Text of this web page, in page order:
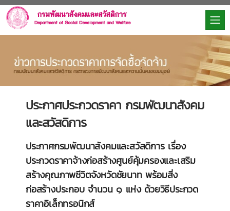
ประกาศประกวดราคา กรมพัฒนาสังคม
และสวัสดิการ
ประกาศกรมพัฒนาสังคมและสวัสดิการ เรื่อง
ประกวดราคาจ้างก่อสร้างศูนย์คุ้มครองและเสริม
สร้างคุณภาพชีวิตจังหวัดชัยนาท พร้อมสิ่ง
ก่อสร้างประกอบ จำนวน ๑ แห่ง ด้วยวิธีประกวด
ราคาอิเล็กทรอนิกส์